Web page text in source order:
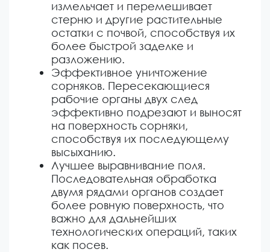
измельчает и перемешивает
стерню и другие растительные
остатки с почвой, способствуя их
более быстрой заделке и
разложению.
Эффективное уничтожение
сорняков. Пересекающиеся
рабочие органы двух след
эффективно подрезают и выносят
на поверхность сорняки,
способствуя их последующему
высыханию.
Лучшее выравнивание поля.
Последовательная обработка
двумя рядами органов создает
более ровную поверхность, что
важно для дальнейших
технологических операций, таких
как посев.